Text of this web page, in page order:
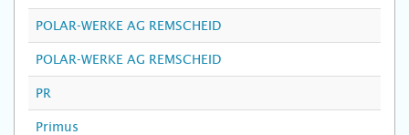
POLAR-WERKE AG REMSCHEID
POLAR-WERKE AG REMSCHEID
PR
Primus